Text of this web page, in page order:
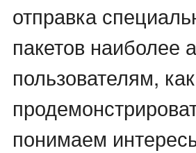
отправка
пакетов наиболее
пользователям,
понимаем